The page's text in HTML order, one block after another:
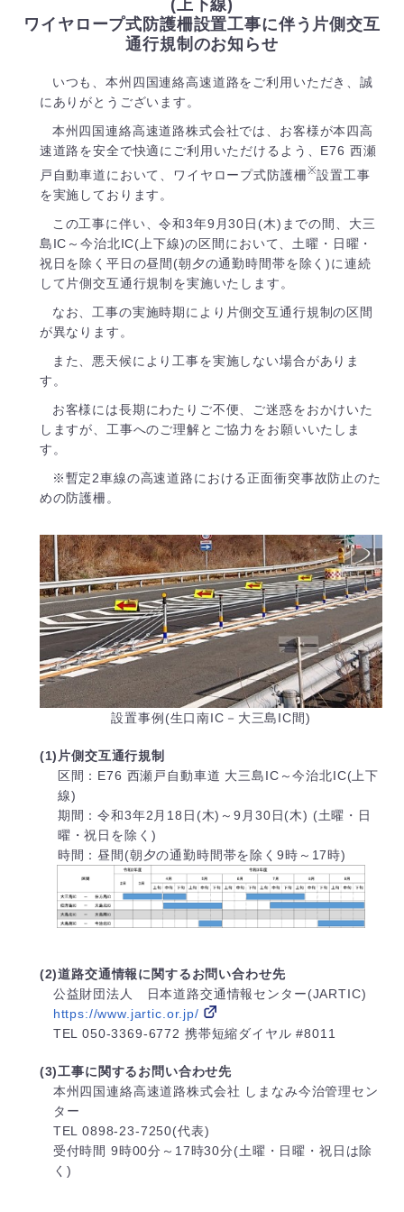
(上下線)
ワイヤロープ式防護柵設置工事に伴う片側交互
通行規制のお知らせ
いつも、本州四国連絡高速道路をご利用いただき、誠
にありがとうございます。
本州四国連絡高速道路株式会社では、お客様が本四高
速道路を安全で快適にご利用いただけるよう、E76 西瀬
戸自動車道において、ワイヤロープ式防護柵※設置工事
を実施しております。
この工事に伴い、令和3年9月30日(木)までの間、大三
島IC～今治北IC(上下線)の区間において、土曜・日曜・
祝日を除く平日の昼間(朝夕の通勤時間帯を除く)に連続
して片側交互通行規制を実施いたします。
なお、工事の実施時期により片側交互通行規制の区間
が異なります。
また、悪天候により工事を実施しない場合がありま
す。
お客様には長期にわたりご不便、ご迷惑をおかけいた
しますが、工事へのご理解とご協力をお願いいたしま
す。
※暫定2車線の高速道路における正面衝突事故防止のた
めの防護柵。
設置事例(生口南IC－大三島IC間)
(1)片側交互通行規制
区間：E76 西瀬戸自動車道 大三島IC～今治北IC(上下
線)
期間：令和3年2月18日(木)～9月30日(木) (土曜・日
曜・祝日を除く)
時間：昼間(朝夕の通勤時間帯を除く9時～17時)
(2)道路交通情報に関するお問い合わせ先
公益財団法人 日本道路交通情報センター(JARTIC)
https://www.jartic.or.jp/
TEL 050-3369-6772 携帯短縮ダイヤル #8011
(3)工事に関するお問い合わせ先
本州四国連絡高速道路株式会社 しまなみ今治管理セン
ター
TEL 0898-23-7250(代表)
受付時間 9時00分～17時30分(土曜・日曜・祝日は除
く)